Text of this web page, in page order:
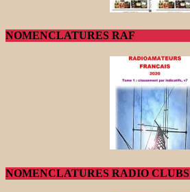
NOMENCLATURES RAF
NOMENCLATURES RADIO CLUBS